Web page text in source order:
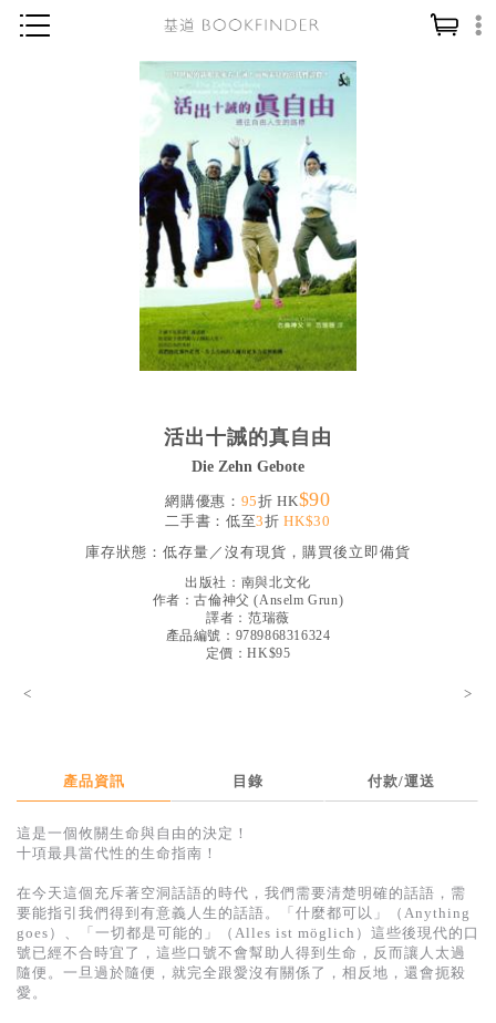
神學／教義
信仰入門
教會歷史
靈修／禱告
信徒生活
教會事工
社會／倫理
見證／傳記
文藝／勵志
暢銷榜
中文二手書
精選英文書
電子書
活出十誡的真自由
Die Zehn Gebote
網購優惠： 95折 HK$90
二手書：低至3折HK$30
庫存狀態： 低存量／沒有現貨，購買後立即備貨
出版社： 南與北文化
作者：古倫神父 (Anselm Grun)
譯者： 范瑞薇
產品編號：9789868316324
定價：HK$95
< >
產品資訊 目錄 付款/運送
這是一個攸關生命與自由的決定！
十項最具當代性的生命指南！
在今天這個充斥著空洞話語的時代，我們需要清楚明確的話語，需
要能指引我們得到有意義人生的話語。「什麼都可以」（Anything
goes）、「一切都是可能的」（Alles ist möglich）這些後現代的口
號已經不合時宜了，這些口號不會幫助人得到生命，反而讓人太過
隨便。一旦過於隨便，就完全跟愛沒有關係了，相反地，還會扼殺
愛。